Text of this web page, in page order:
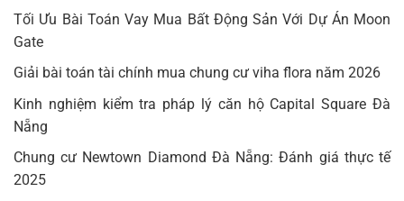
Tối Ưu Bài Toán Vay Mua Bất Động Sản Với Dự Án Moon
Gate
Giải bài toán tài chính mua chung cư viha flora năm 2026
Kinh nghiệm kiểm tra pháp lý căn hộ Capital Square Đà
Nẵng
Chung cư Newtown Diamond Đà Nẵng: Đánh giá thực tế
2025